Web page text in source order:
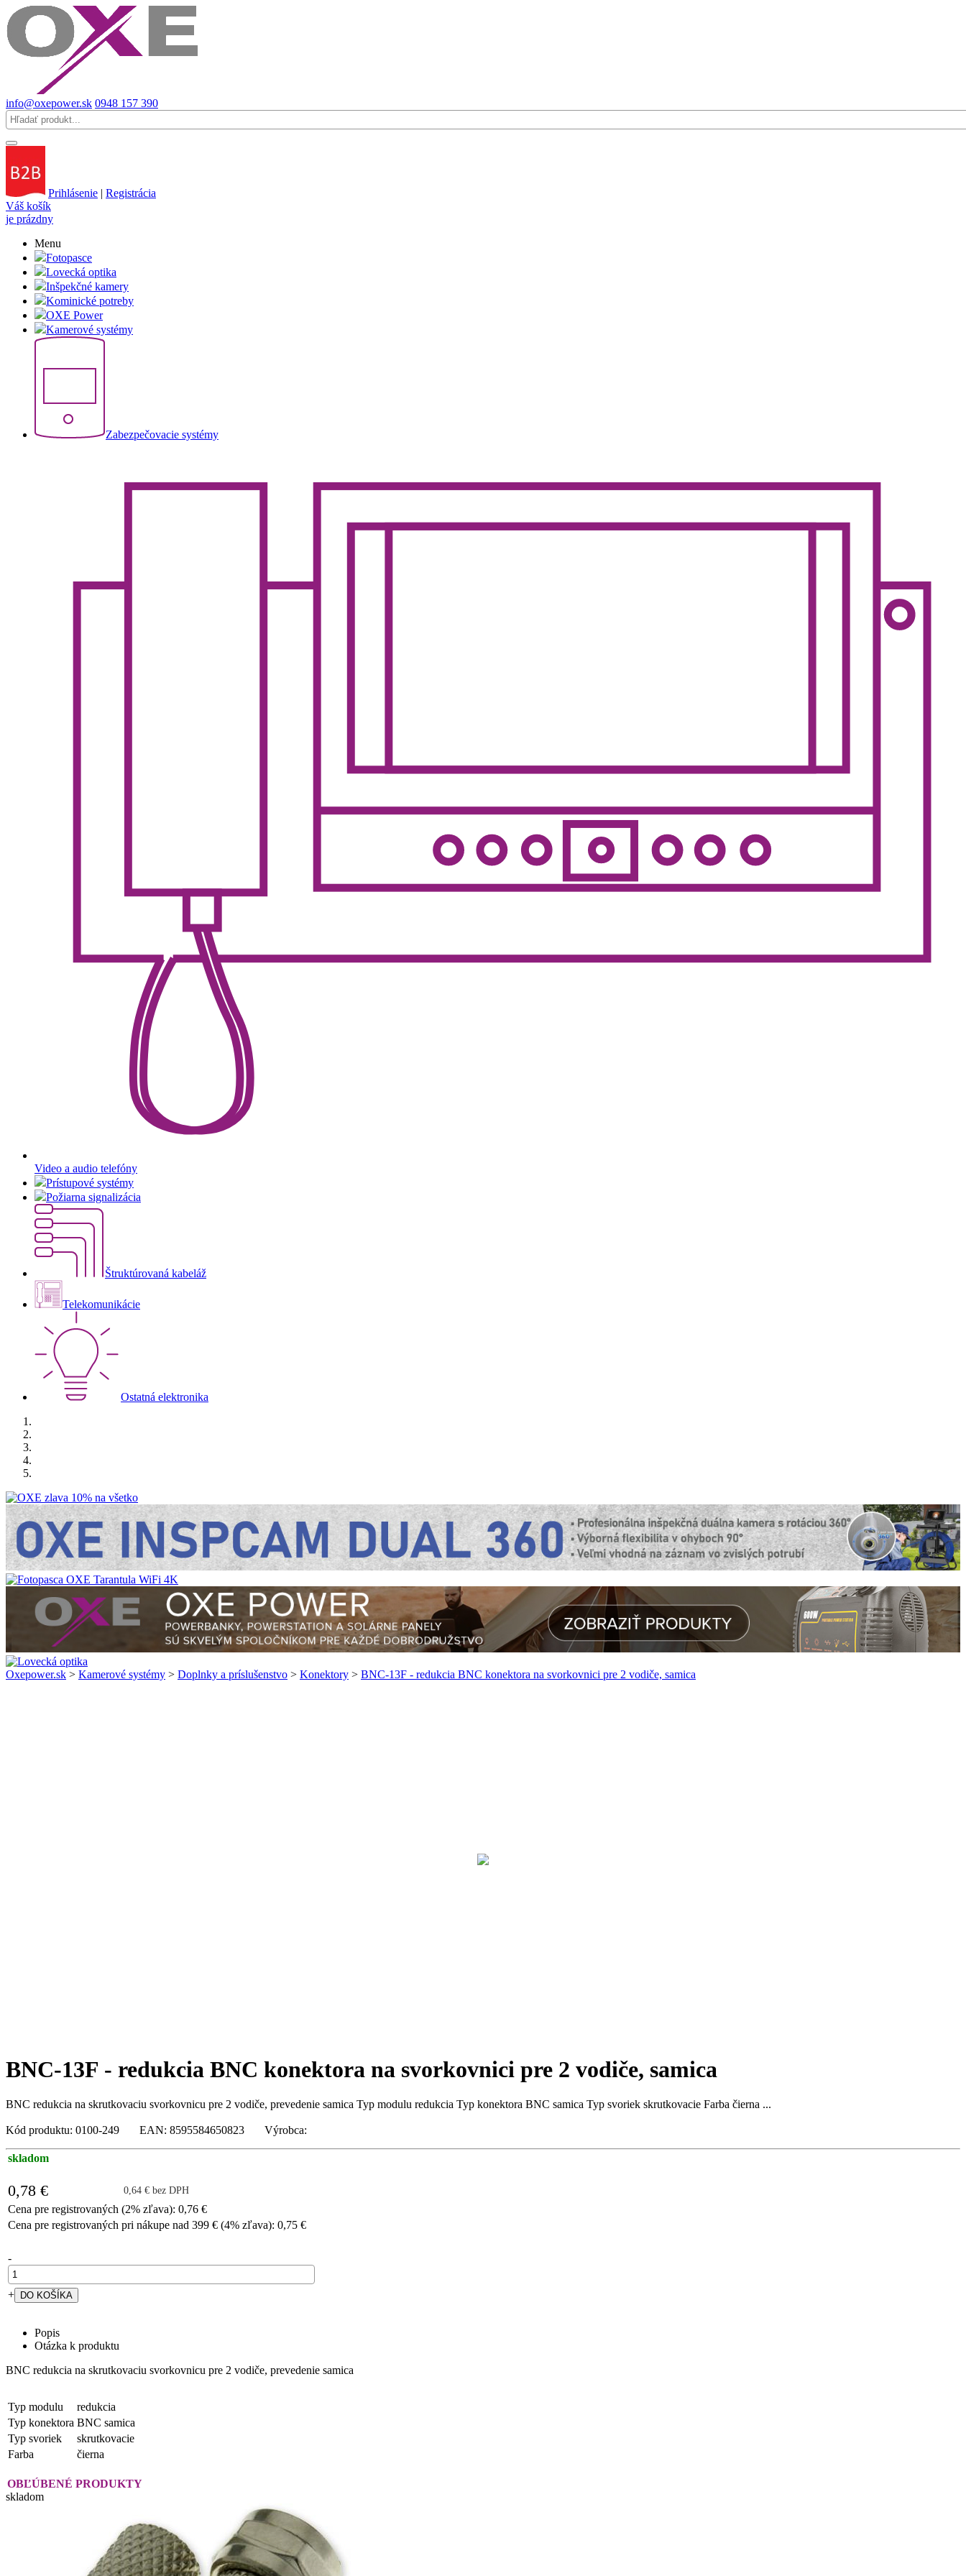
info@oxepower.sk 0948 157 390
Prihlásenie | Registrácia
Váš košík
je prázdny
Menu
Fotopasce
Lovecká optika
Inšpekčné kamery
Kominické potreby
OXE Power
Kamerové systémy
Zabezpečovacie systémy
Video a audio telefóny
Prístupové systémy
Požiarna signalizácia
Štruktúrovaná kabeláž
Telekomunikácie
Ostatná elektronika
Oxepower.sk > Kamerové systémy > Doplnky a príslušenstvo > Konektory > BNC-13F - redukcia BNC konektora na svorkovnici pre 2 vodiče, samica
BNC-13F - redukcia BNC konektora na svorkovnici pre 2 vodiče, samica
BNC redukcia na skrutkovaciu svorkovnicu pre 2 vodiče, prevedenie samica Typ modulu redukcia Typ konektora BNC samica Typ svoriek skrutkovacie Farba čierna ...
Kód produktu: 0100-249 EAN: 8595584650823 Výrobca:
skladom
0,78 € 0,64 € bez DPH
Cena pre registrovaných (2% zľava): 0,76 €
Cena pre registrovaných pri nákupe nad 399 € (4% zľava): 0,75 €
-
+
Popis
Otázka k produktu
BNC redukcia na skrutkovaciu svorkovnicu pre 2 vodiče, prevedenie samica
Typ modulu
redukcia
Typ konektora BNC samica
Typ svoriek
skrutkovacie
Farba
čierna
OBĽÚBENÉ PRODUKTY
skladom